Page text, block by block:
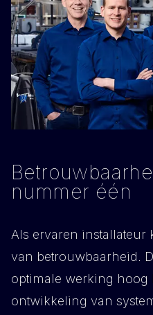
nummer één
Als ervaren installateur
van betrouwbaarheid.
optimale werking hoog
ontwikkeling van